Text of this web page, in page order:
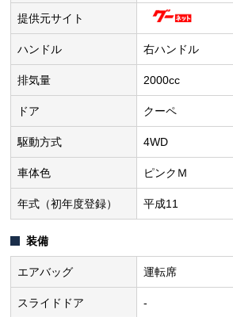
提供元サイト
ハンドル 右ハンドル
排気量 2000cc
ドア クーペ
駆動方式 4WD
車体色 ピンクＭ
年式（初年度登録） 平成11
装備
エアバッグ 運転席
スライドドア -